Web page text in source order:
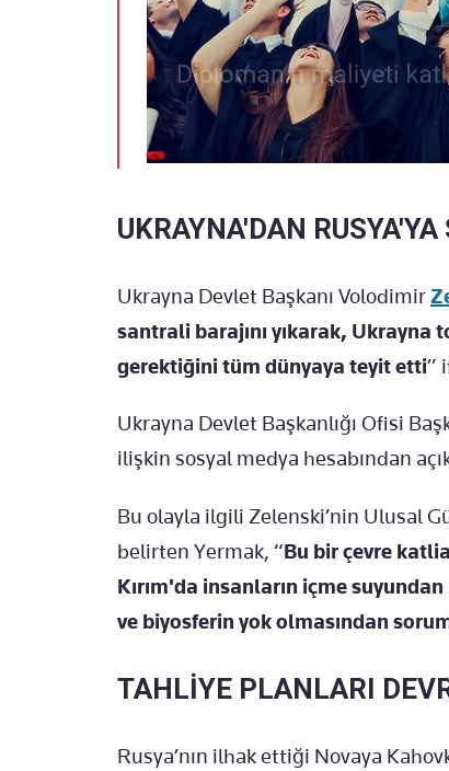
UKRAYNA'DAN
Ukrayna Devlet Başkanı Volodimir
santrali barajını yıkarak, Ukrayna
gerektiğini tüm dünyaya teyit etti”
Ukrayna Devlet Başkanlığı Ofisi
ilişkin sosyal medya hesabından
Bu olayla ilgili Zelenski’nin Ulusal
belirten Yermak, “Bu bir çevre
Kırım'da insanların içme
ve biyosferin yok olmasından
TAHLİYE PLANLARI
Rusya’nın ilhak ettiği Novaya